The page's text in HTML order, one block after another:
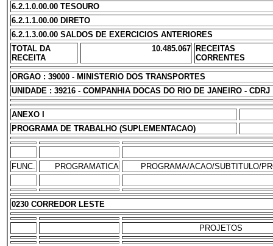
6.2.1.0.00.00 TESOURO
6.2.1.1.00.00 DIRETO
6.2.1.3.00.00 SALDOS DE EXERCICIOS ANTERIORES
TOTAL DA
RECEITA
10.485.067
RECEITAS
CORRENTES
ORGAO : 39000 - MINISTERIO DOS TRANSPORTES
UNIDADE : 39216 - COMPANHIA DOCAS DO RIO DE JANEIRO - CDRJ
ANEXO I
PROGRAMA DE TRABALHO (SUPLEMENTACAO)
FUNC. PROGRAMATICA PROGRAMA/ACAO/SUBTITULO/
0230 CORREDOR LESTE
PROJETOS